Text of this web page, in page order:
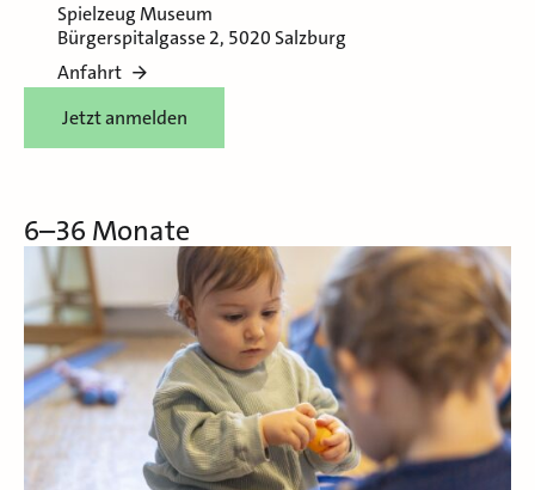
Spielzeug Museum
Bürgerspitalgasse 2, 5020 Salzburg
Anfahrt
Jetzt anmelden
6–36 Monate